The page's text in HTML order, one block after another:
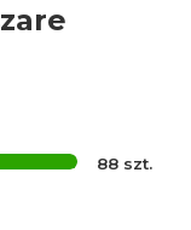
88 szt.